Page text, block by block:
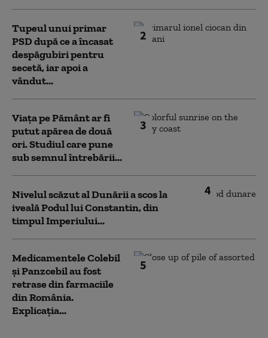
2
Tupeul unui primar
PSD după ce a încasat
despăgubiri pentru
secetă, iar apoi a
vândut...
3
Viața pe Pământ ar fi
putut apărea de două
ori. Studiul care pune
sub semnul întrebării...
4
Nivelul scăzut al Dunării a scos la
iveală Podul lui Constantin, din
timpul Imperiului...
5
Medicamentele Colebil
și Panzcebil au fost
retrase din farmaciile
din România.
Explicația...